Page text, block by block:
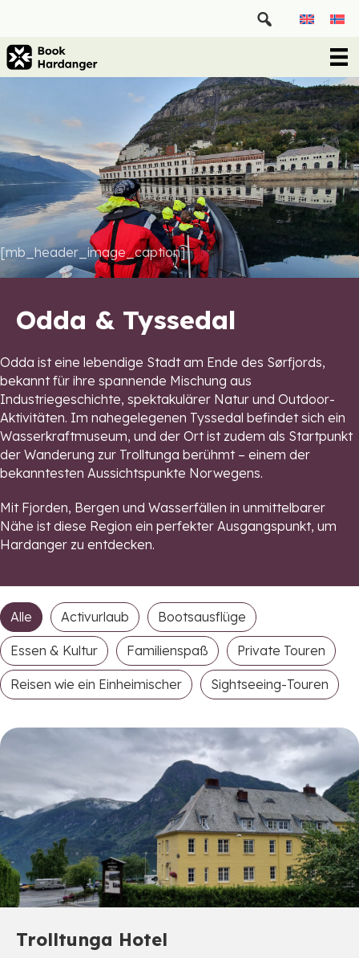
[mb_header_image_caption]
Odda & Tyssedal
Odda ist eine lebendige Stadt am Ende des Sørfjords,
bekannt für ihre spannende Mischung aus
Industriegeschichte, spektakulärer Natur und Outdoor-
Aktivitäten. Im nahegelegenen Tyssedal befindet sich ein
Wasserkraftmuseum, und der Ort ist zudem als Startpunkt
der Wanderung zur Trolltunga berühmt – einem der
bekanntesten Aussichtspunkte Norwegens.
Mit Fjorden, Bergen und Wasserfällen in unmittelbarer
Nähe ist diese Region ein perfekter Ausgangspunkt, um
Hardanger zu entdecken.
Alle Activurlaub Bootsausflüge
Essen & Kultur Familienspaß Private Touren
Reisen wie ein Einheimischer Sightseeing-Touren
Trolltunga Hotel